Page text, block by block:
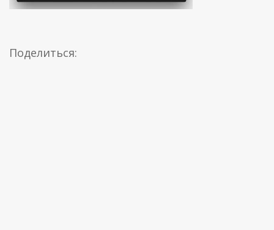
Поделиться: